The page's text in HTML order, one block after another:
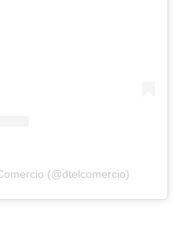
(@dtelcomercio)